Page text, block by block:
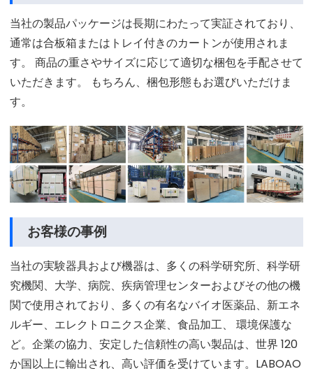
当社の製品パッケージは長期にわたって実証されており、
通常は合板箱またはトレイ付きのカートンが使用されま
す。 商品の重さやサイズに応じて適切な梱包を手配させて
いただきます。 もちろん、梱包形態もお選びいただけま
す。
お客様の事例
当社の実験器具および機器は、多くの科学研究所、科学研
究機関、大学、病院、疾病管理センターおよびその他の機
関で使用されており、多くの有名なバイオ医薬品、新エネ
ルギー、エレクトロニクス企業、食品加工、 環境保護な
ど。企業の協力、安定した信頼性の高い製品は、世界 120
か国以上に輸出され、高い評価を受けています。LABOAO